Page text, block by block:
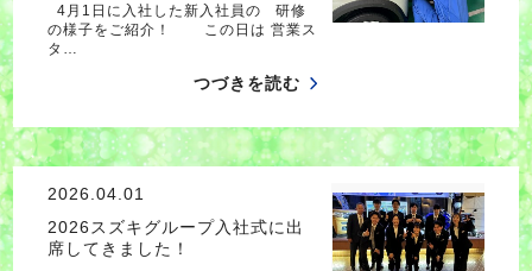
4月1日に入社した新入社員の 研修
の様子をご紹介！ この日は 営業ス
タ…
つづきを読む
2026.04.01
2026スズキグループ入社式に出
席してきました！